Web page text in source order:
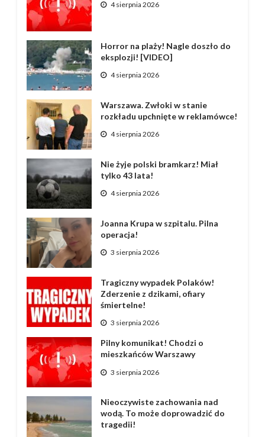
4 sierpnia 2026
Horror na plaży! Nagle doszło do
eksplozji! [VIDEO]
4 sierpnia 2026
Warszawa. Zwłoki w stanie
rozkładu upchnięte w reklamówce!
4 sierpnia 2026
Nie żyje polski bramkarz! Miał
tylko 43 lata!
4 sierpnia 2026
Joanna Krupa w szpitalu. Pilna
operacja!
3 sierpnia 2026
Tragiczny wypadek Polaków!
Zderzenie z dzikami, ofiary
śmiertelne!
3 sierpnia 2026
Pilny komunikat! Chodzi o
mieszkańców Warszawy
3 sierpnia 2026
Nieoczywiste zachowania nad
wodą. To może doprowadzić do
tragedii!